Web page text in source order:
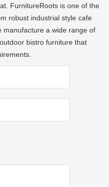
FurnitureRoots is one of the
robust industrial style cafe
manufacture a wide range of
bistro furniture that